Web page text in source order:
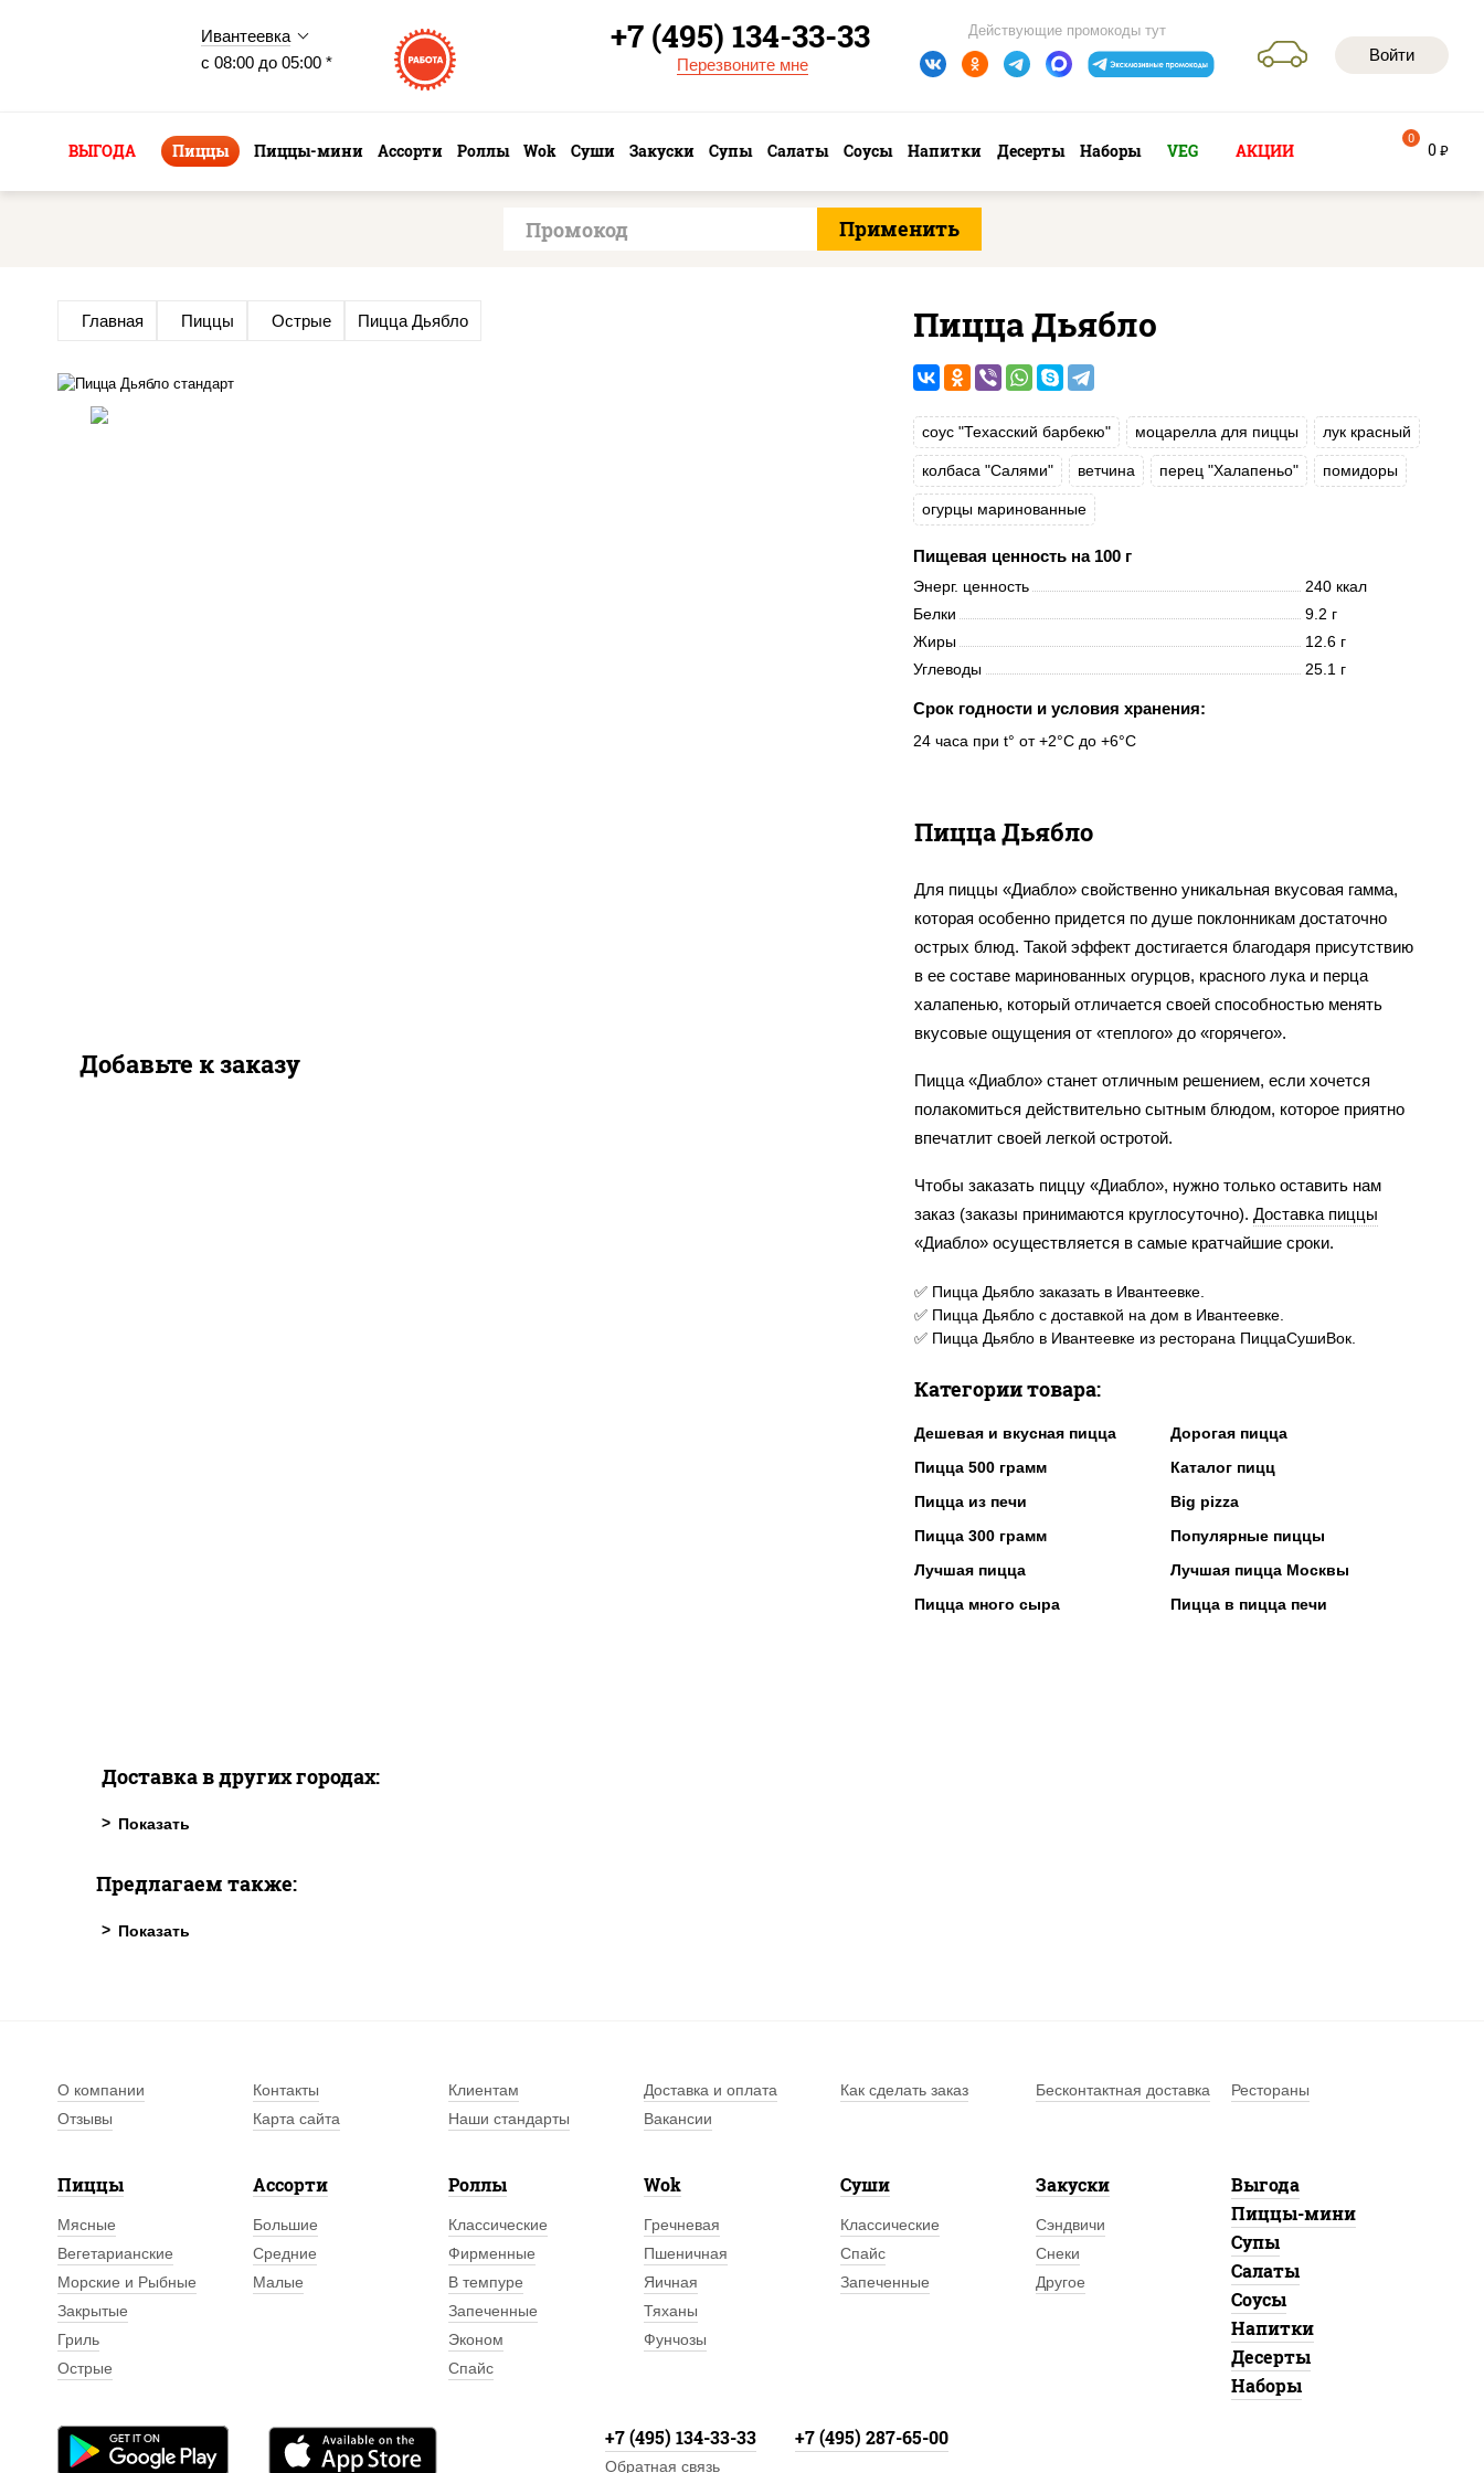
Ивантеевка
с 08:00 до 05:00 *
Войти
Действующие промокоды тут
+7 (495) 134-33-33
Перезвоните мне
ВЫГОДА Пиццы Пиццы-мини Ассорти Роллы Wok Суши Закуски Супы Салаты Соусы Напитки Десерты Наборы VEG АКЦИИ 0 руб
0
Главная Пиццы Острые Пицца Дьябло Пицца Дьябло
соус "Техасский барбекю" моцарелла для пиццы лук красный
колбаса "Салями" ветчина перец "Халапеньо" помидоры
огурцы маринованные
Пищевая ценность на 100 г
Энерг. ценность
240 ккал
Белки
9.2 г
Жиры
12.6 г
Углеводы
25.1 г
Срок годности и условия хранения:
24 часа при t° от +2°C до +6°C
Пицца Дьябло
Для пиццы «Диабло» свойственно уникальная вкусовая гамма,
которая особенно придется по душе поклонникам достаточно
острых блюд. Такой эффект достигается благодаря присутствию
в ее составе маринованных огурцов, красного лука и перца
халапенью, который отличается своей способностью менять
вкусовые ощущения от «теплого» до «горячего».
Пицца «Диабло» станет отличным решением, если хочется
полакомиться действительно сытным блюдом, которое приятно
впечатлит своей легкой остротой.
Чтобы заказать пиццу «Диабло», нужно только оставить нам
заказ (заказы принимаются круглосуточно). Доставка пиццы
«Диабло» осуществляется в самые кратчайшие сроки.
✅ Пицца Дьябло заказать в Ивантеевке.
✅ Пицца Дьябло с доставкой на дом в Ивантеевке.
✅ Пицца Дьябло в Ивантеевке из ресторана ПиццаСушиВок.
Категории товара:
Дешевая и вкусная пицца
Дорогая пицца
Пицца 500 грамм
Каталог пицц
Пицца из печи
Big pizza
Пицца 300 грамм
Популярные пиццы
Лучшая пицца
Лучшая пицца Москвы
Пицца много сыра
Пицца в пицца печи
Добавьте к заказу
Доставка в других городах:
Предлагаем также:
О компании Контакты Клиентам Доставка и оплата Как сделать заказ Бесконтактная доставка
Рестораны
Отзывы
Карта сайта Наши стандарты Вакансии
Пиццы
Мясные
Вегетарианские
Морские и Рыбные
Закрытые
Гриль
Острые
Ассорти
Большие
Средние
Малые
Роллы
Классические
Фирменные
В темпуре
Запеченные
Эконом
Спайс
Wok
Гречневая
Пшеничная
Яичная
Тяханы
Фунчозы
Суши
Классические
Спайс
Запеченные
Закуски
Сэндвичи
Снеки
Другое
Выгода
Пиццы-мини
Супы
Салаты
Соусы
Напитки
Десерты
Наборы
+7 (495) 134-33-33 +7 (495) 287-65-00
Обратная связь